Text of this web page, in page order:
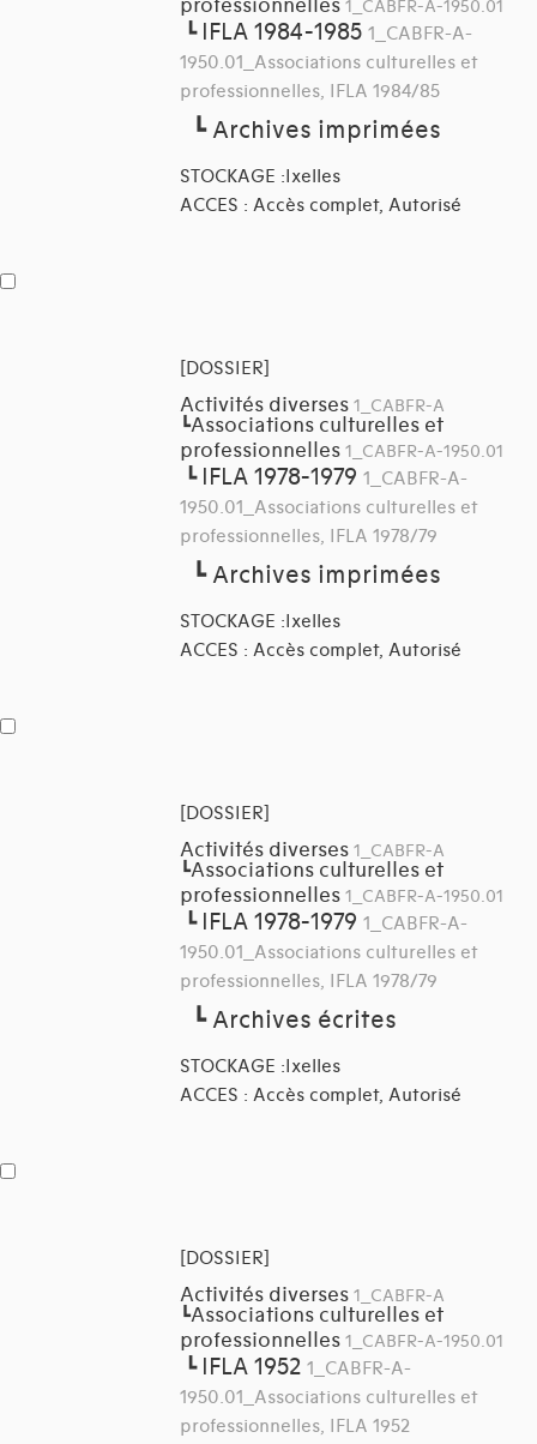
professionnelles 1_CABFR-A-1950.01
┗ IFLA 1984-1985 1_CABFR-A-
1950.01_Associations culturelles et
professionnelles, IFLA 1984/85
┗Archives imprimées
STOCKAGE :Ixelles
ACCES : Accès complet, Autorisé
[DOSSIER]
Activités diverses 1_CABFR-A
┗Associations culturelles et
professionnelles 1_CABFR-A-1950.01
┗ IFLA 1978-1979 1_CABFR-A-
1950.01_Associations culturelles et
professionnelles, IFLA 1978/79
┗Archives imprimées
STOCKAGE :Ixelles
ACCES : Accès complet, Autorisé
[DOSSIER]
Activités diverses 1_CABFR-A
┗Associations culturelles et
professionnelles 1_CABFR-A-1950.01
┗ IFLA 1978-1979 1_CABFR-A-
1950.01_Associations culturelles et
professionnelles, IFLA 1978/79
┗Archives écrites
STOCKAGE :Ixelles
ACCES : Accès complet, Autorisé
[DOSSIER]
Activités diverses 1_CABFR-A
┗Associations culturelles et
professionnelles 1_CABFR-A-1950.01
┗ IFLA 1952 1_CABFR-A-
1950.01_Associations culturelles et
professionnelles, IFLA 1952